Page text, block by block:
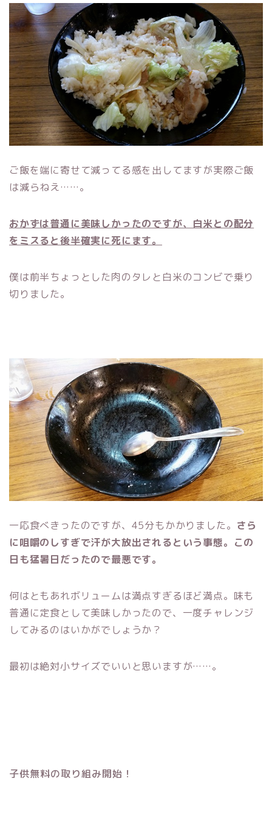
ご飯を端に寄せて減ってる感を出してますが実際ご飯
は減らねえ……。
おかずは普通に美味しかったのですが、白米との配分
をミスると後半確実に死にます。
僕は前半ちょっとした肉のタレと白米のコンビで乗り
切りました。
一応食べきったのですが、45分もかかりました。 さら
に咀嚼のしすぎで汗が大放出されるという事態。この
日も猛暑日だったので最悪です。
何はともあれボリュームは満点すぎるほど満点。味も
普通に定食として美味しかったので、一度チャレンジ
してみるのはいかがでしょうか？
最初は絶対小サイズでいいと思いますが……。
子供無料の取り組み開始！